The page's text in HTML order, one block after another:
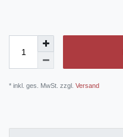
* inkl. ges. MwSt. zzgl. Versand